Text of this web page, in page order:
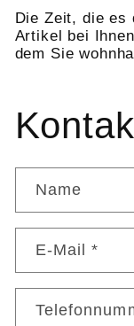
Die Zeit, die es
Artikel bei
dem Sie
Name
E-Mail*